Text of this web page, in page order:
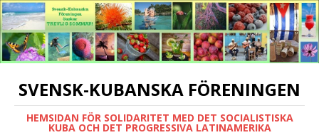
SVENSK-KUBANSKA FÖRENINGEN
HEMSIDAN FÖR SOLIDARITET MED DET SOCIALISTISKA
KUBA OCH DET PROGRESSIVA LATINAMERIKA